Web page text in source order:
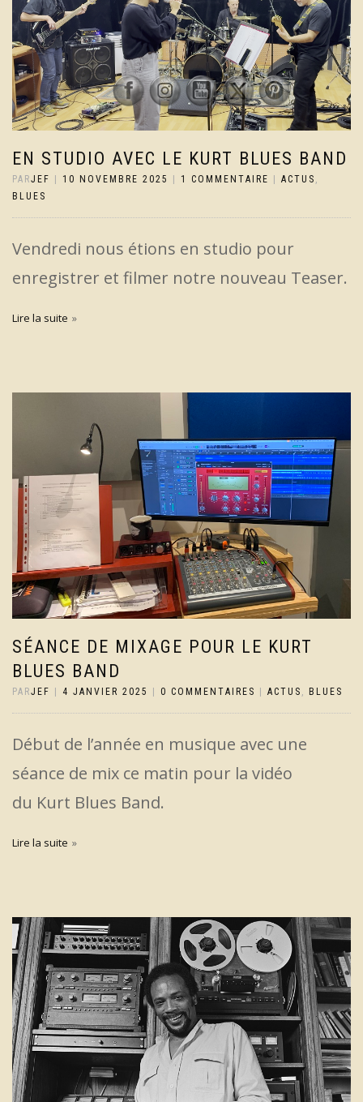
EN STUDIO AVEC LE KURT BLUES BAND
PARJEF 10 NOVEMBRE 2025 1 COMMENTAIRE ACTUS ,
BLUES
Vendredi nous étions en studio pour
enregistrer et filmer notre nouveau Teaser.
Lire la suite
SÉANCE DE MIXAGE POUR LE KURT
BLUES BAND
PARJEF 4 JANVIER 2025 0 COMMENTAIRES ACTUS , BLUES
Début de l’année en musique avec une
séance de mix ce matin pour la vidéo
du Kurt Blues Band.
Lire la suite